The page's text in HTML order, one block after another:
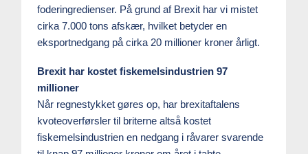
foderingredienser. På grund af Brexit har vi mistet
cirka 7.000 tons afskær, hvilket betyder en
eksportnedgang på cirka 20 millioner kroner årligt.
Brexit har kostet fiskemelsindustrien 97
millioner
Når regnestykket gøres op, har brexitaftalens
kvoteoverførsler til briterne altså kostet
fiskemelsindustrien en nedgang i råvarer svarende